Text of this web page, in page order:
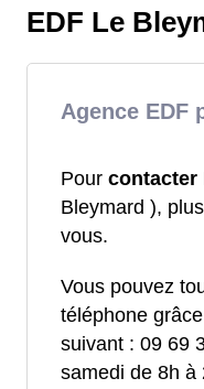
EDF Le
Agence EDF
Pour contacter
Bleymard ),
vous.
Vous pouvez
téléphone
suivant : 09 69
samedi de 8h à